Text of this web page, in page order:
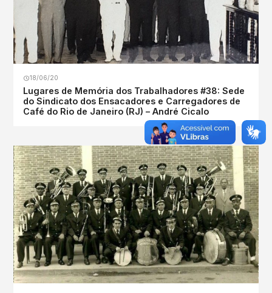
18/06/20
Lugares de Memória dos Trabalhadores #38: Sede
do Sindicato dos Ensacadores e Carregadores de
Café do Rio de Janeiro (RJ) – André Cicalo